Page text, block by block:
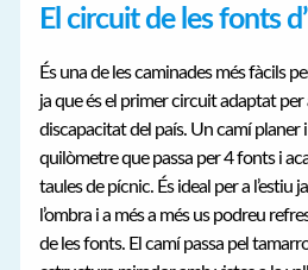
El circuit de les fonts
És una de les caminades més fàcils
ja que és el primer circuit adaptat per
discapacitat del país. Un camí planer
quilòmetre que passa per 4 fonts i
taules de pícnic. És ideal per a l’estiu
l’ombra i a més a més us podreu
de les fonts. El camí passa pel